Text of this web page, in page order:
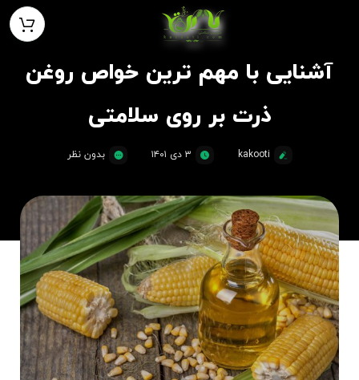
آشنایی با مهم ترین خواص روغن
ذرت بر روی سلامتی
kakooti ۳ دی ۱۴۰۱ بدون نظر